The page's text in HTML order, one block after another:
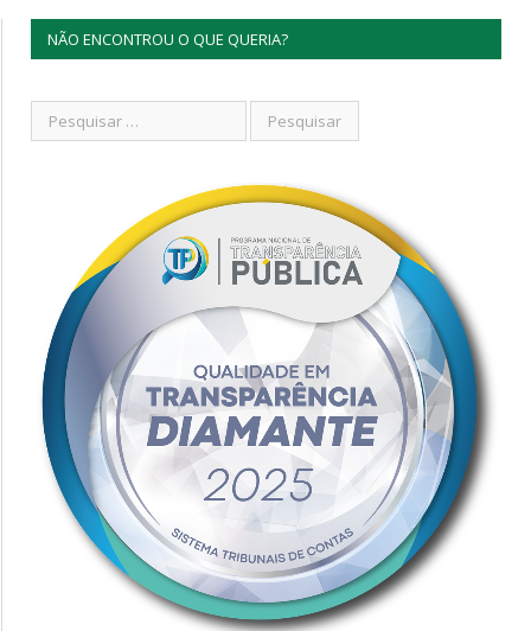
NÃO ENCONTROU O QUE QUERIA?